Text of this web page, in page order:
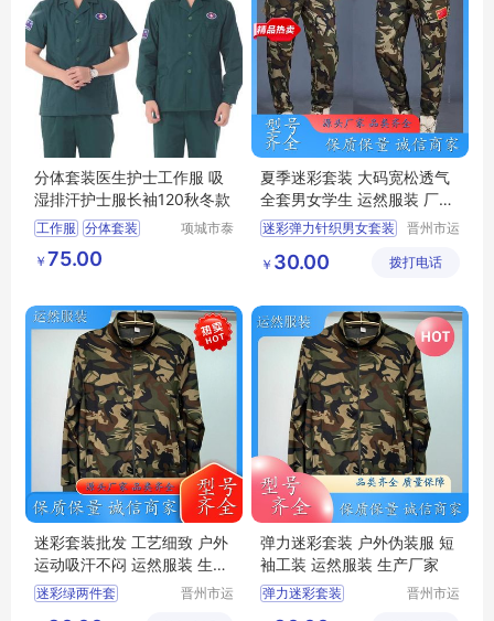
分体套装医生护士工作服 吸
湿排汗护士服长袖120秋冬款
工作服 分体套装
项城市泰
￥ 75.00
夏季迷彩套装 大码宽松透气
全套男女学生 运然服装 厂家
直供
迷彩弹力针织男女套装
夏季迷彩套装
晋州市运
工厂
￥ 30.00 拨打电话
迷彩套装批发 工艺细致 户外
运动吸汗不闷 运然服装 生产
厂家
迷彩绿两件套
晋州市运
弹力迷彩套装 户外伪装服 短
袖工装 运然服装 生产厂家
弹力迷彩套装
晋州市运